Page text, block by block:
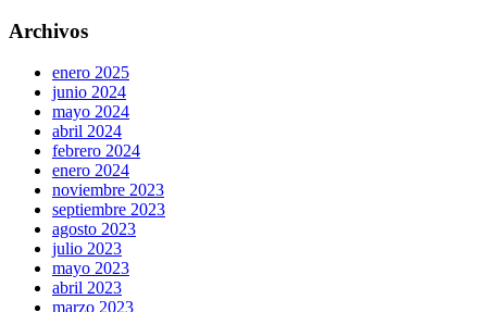
Archivos
enero 2025
junio 2024
mayo 2024
abril 2024
febrero 2024
enero 2024
noviembre 2023
septiembre 2023
agosto 2023
julio 2023
mayo 2023
abril 2023
marzo 2023